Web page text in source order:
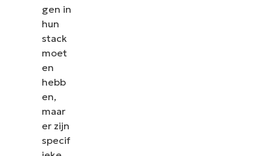
gen in
hun
stack
moet
en
hebb
en,
maar
er zijn
specif